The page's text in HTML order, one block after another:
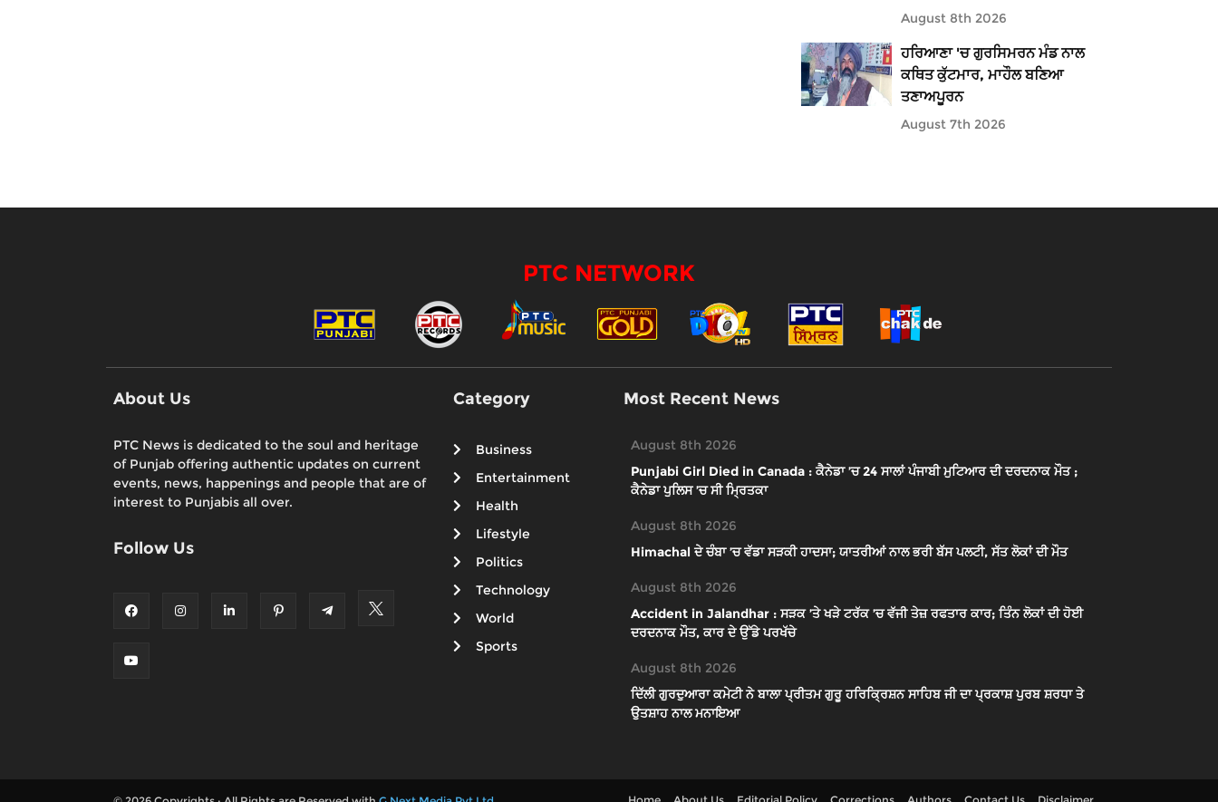
August 8th 2026
ਹਰਿਆਣਾ 'ਚ ਗੁਰਸਿਮਰਨ ਮੰਡ ਨਾਲ
ਕਥਿਤ ਕੁੱਟਮਾਰ, ਮਾਹੌਲ ਬਣਿਆ
ਤਣਾਅਪੂਰਨ
August 7th 2026
PTC NETWORK
About Us
PTC News is dedicated to the soul and heritage
of Punjab offering authentic updates on current
events, news, happenings and people that are of
interest to Punjabis all over.
Follow Us
Category
Business
Entertainment
Health
Lifestyle
Politics
Technology
World
Sports
Most Recent News
August 8th 2026
Punjabi Girl Died in Canada : ਕੈਨੇਡਾ ’ਚ 24 ਸਾਲਾਂ ਪੰਜਾਬੀ ਮੁਟਿਆਰ ਦੀ ਦਰਦਨਾਕ ਮੌਤ ;
ਕੈਨੇਡਾ ਪੁਲਿਸ ’ਚ ਸੀ ਮ੍ਰਿਤਕਾ
August 8th 2026
Himachal ਦੇ ਚੰਬਾ ’ਚ ਵੱਡਾ ਸੜਕੀ ਹਾਦਸਾ; ਯਾਤਰੀਆਂ ਨਾਲ ਭਰੀ ਬੱਸ ਪਲਟੀ, ਸੱਤ ਲੋਕਾਂ ਦੀ ਮੌਤ
August 8th 2026
Accident in Jalandhar : ਸੜਕ ’ਤੇ ਖੜੇ ਟਰੱਕ ’ਚ ਵੱਜੀ ਤੇਜ਼ ਰਫਤਾਰ ਕਾਰ; ਤਿੰਨ ਲੋਕਾਂ ਦੀ ਹੋਈ
ਦਰਦਨਾਕ ਮੌਤ, ਕਾਰ ਦੇ ਉੱਡੇ ਪਰਖੱਚੇ
August 8th 2026
ਦਿੱਲੀ ਗੁਰਦੁਆਰਾ ਕਮੇਟੀ ਨੇ ਬਾਲਾ ਪ੍ਰੀਤਮ ਗੁਰੂ ਹਰਿਕ੍ਰਿਸ਼ਨ ਸਾਹਿਬ ਜੀ ਦਾ ਪ੍ਰਕਾਸ਼ ਪੁਰਬ ਸ਼ਰਧਾ ਤੇ
ਉਤਸ਼ਾਹ ਨਾਲ ਮਨਾਇਆ